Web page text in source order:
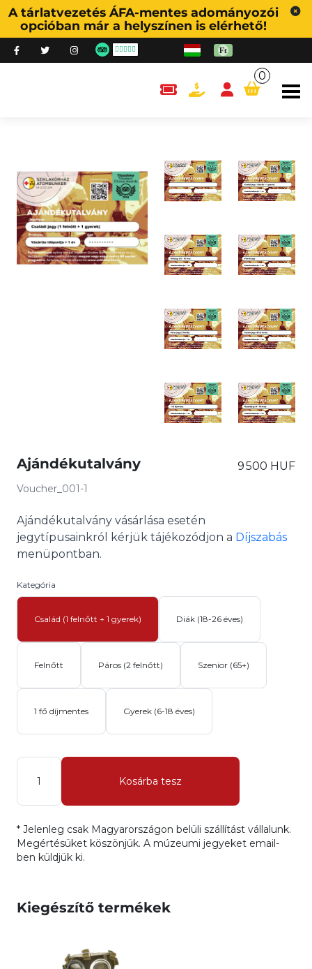
A tárlatvezetés ÁFA-mentes adományozói
opcióban már a helyszínen is elérhető!
content.cart
0
Ajándékutalvány 9 500 HUF
Voucher_001-1
Ajándékutalvány vásárlása esetén
jegytípusainkról kérjük tájékozódjon a Díjszabás
menüpontban.
Kategória
Család (1 felnőtt + 1 gyerek) Diák (18-26 éves)
Felnőtt Páros (2 felnőtt) Szenior (65+)
1 fő díjmentes Gyerek (6-18 éves)
Mennyiség
Kosárba tesz
* Jelenleg csak Magyarországon belüli szállítást vállalunk.
Megértésüket köszönjük. A múzeumi jegyeket email-
ben küldjük ki.
Kiegészítő termékek